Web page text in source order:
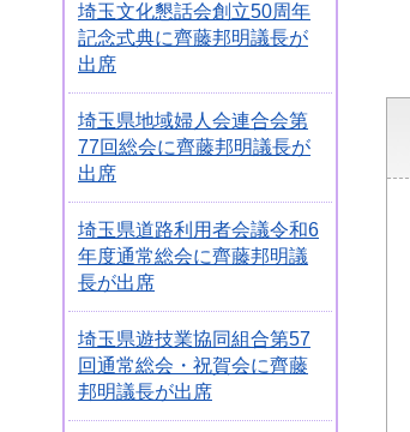
埼玉文化懇話会創立50周年
記念式典に齊藤邦明議長が
出席
埼玉県地域婦人会連合会第
77回総会に齊藤邦明議長が
出席
埼玉県道路利用者会議令和6
年度通常総会に齊藤邦明議
長が出席
埼玉県遊技業協同組合第57
回通常総会・祝賀会に齊藤
邦明議長が出席